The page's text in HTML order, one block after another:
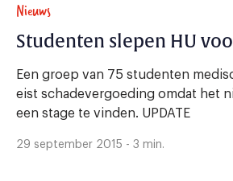
Nieuws
Studenten slepen HU
Een groep van 75 studenten
eist schadevergoeding omdat het
een stage te vinden. UPDATE
29 september 2015 - 3 min.